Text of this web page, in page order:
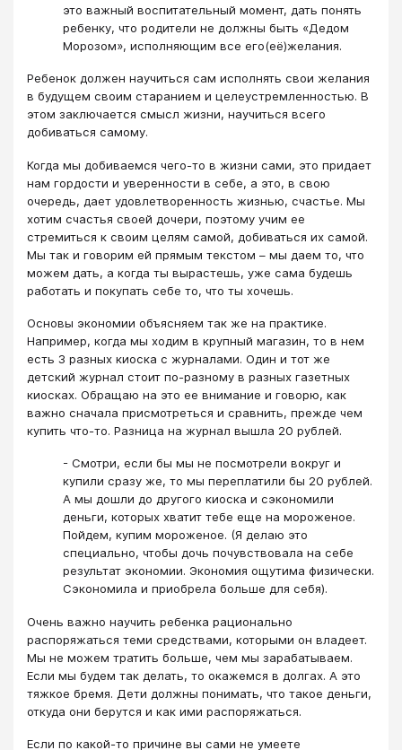
это важный воспитательный момент, дать понять
ребенку, что родители не должны быть «Дедом
Морозом», исполняющим все его(её)желания.
Ребенок должен научиться сам исполнять свои желания
в будущем своим старанием и целеустремленностью. В
этом заключается смысл жизни, научиться всего
добиваться самому.
Когда мы добиваемся чего-то в жизни сами, это придает
нам гордости и уверенности в себе, а это, в свою
очередь, дает удовлетворенность жизнью, счастье. Мы
хотим счастья своей дочери, поэтому учим ее
стремиться к своим целям самой, добиваться их самой.
Мы так и говорим ей прямым текстом – мы даем то, что
можем дать, а когда ты вырастешь, уже сама будешь
работать и покупать себе то, что ты хочешь.
Основы экономии объясняем так же на практике.
Например, когда мы ходим в крупный магазин, то в нем
есть 3 разных киоска с журналами. Один и тот же
детский журнал стоит по-разному в разных газетных
киосках. Обращаю на это ее внимание и говорю, как
важно сначала присмотреться и сравнить, прежде чем
купить что-то. Разница на журнал вышла 20 рублей.
- Смотри, если бы мы не посмотрели вокруг и
купили сразу же, то мы переплатили бы 20 рублей.
А мы дошли до другого киоска и сэкономили
деньги, которых хватит тебе еще на мороженое.
Пойдем, купим мороженое. (Я делаю это
специально, чтобы дочь почувствовала на себе
результат экономии. Экономия ощутима физически.
Сэкономила и приобрела больше для себя).
Очень важно научить ребенка рационально
распоряжаться теми средствами, которыми он владеет.
Мы не можем тратить больше, чем мы зарабатываем.
Если мы будем так делать, то окажемся в долгах. А это
тяжкое бремя. Дети должны понимать, что такое деньги,
откуда они берутся и как ими распоряжаться.
Если по какой-то причине вы сами не умеете